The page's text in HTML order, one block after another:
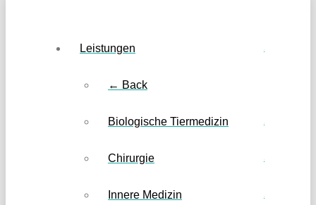
Leistungen
← Back
Biologische Tiermedizin
Chirurgie
Innere Medizin